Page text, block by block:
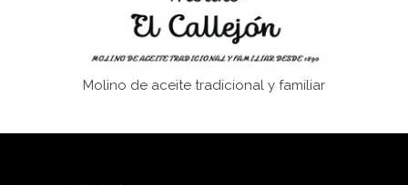
Molino de aceite tradicional y familiar